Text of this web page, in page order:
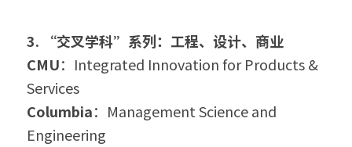
3. “交叉学科”系列：工程、设计、商业
CMU：Integrated Innovation for Products &
Services
Columbia：Management Science and
Engineering